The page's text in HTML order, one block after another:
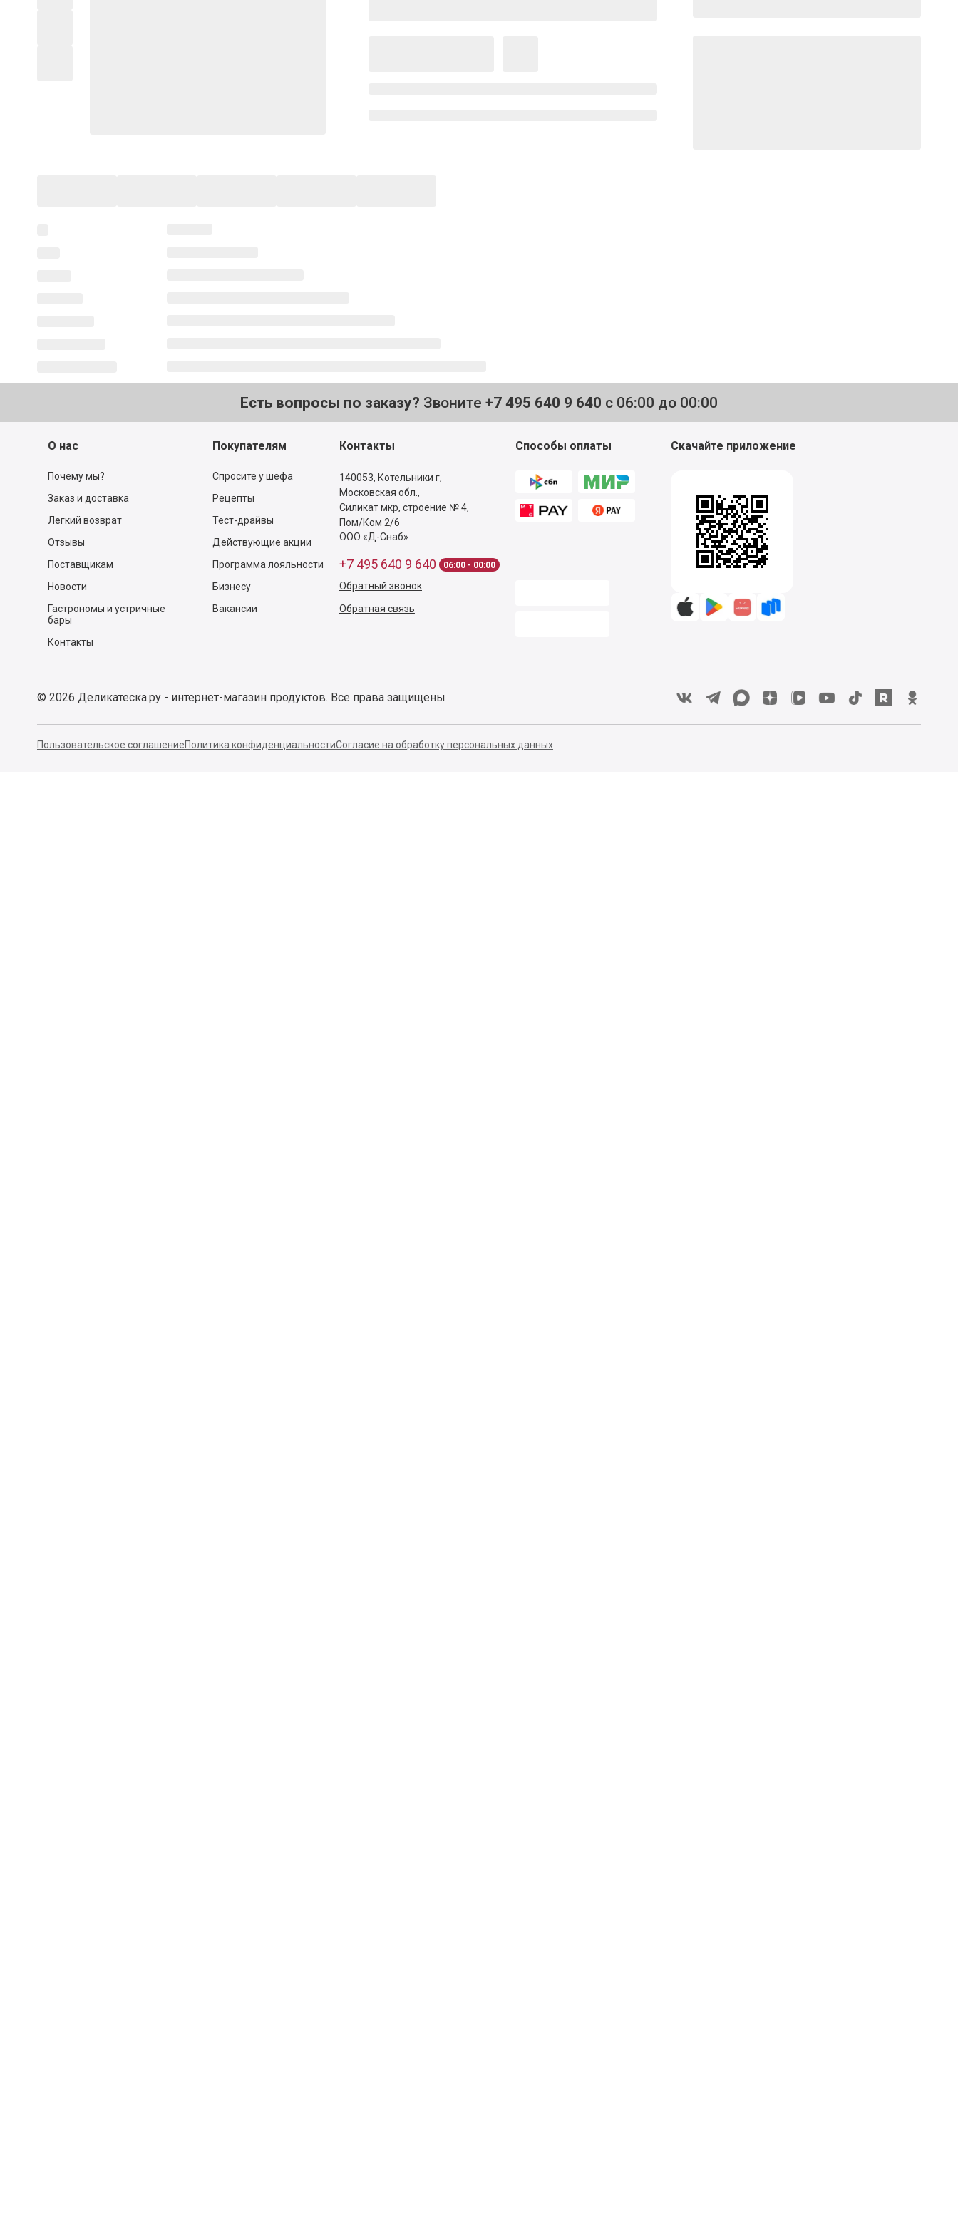
Есть вопросы по заказу? Звоните +7 495 640 9 640 с 06:00 до 00:00
О нас
Почему мы?
Заказ и доставка
Легкий возврат
Отзывы
Поставщикам
Новости
Гастрономы и устричные
бары
Контакты
Покупателям
Спросите у шефа
Рецепты
Тест-драйвы
Действующие акции
Программа лояльности
Бизнесу
Вакансии
Контакты
140053, Котельники г,
Московская обл.,
Силикат мкр, строение № 4,
Пом/Ком 2/6
ООО «Д-Снаб»
+7 495 640 9 640 06:00 - 00:00
Обратный звонок
Обратная связь
Способы оплаты Скачайте приложение
© 2026 Деликатеска.ру - интернет-магазин продуктов. Все права защищены
Пользовательское соглашениеПолитика конфиденциальностиСогласие на обработку персональных данных